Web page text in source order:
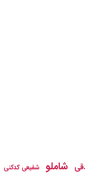
شاملو شفیعی کدکنی